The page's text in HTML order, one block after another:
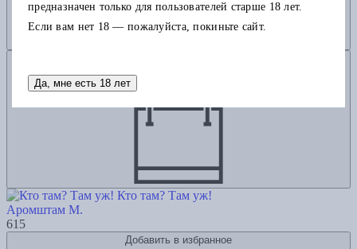
Кто там? Там уж!
Аромштам М.
615
Добавить в избранное
предназначен только для пользователей старше 18 лет.
Если вам нет 18 — пожалуйста, покиньте сайт.
Да, мне есть 18 лет